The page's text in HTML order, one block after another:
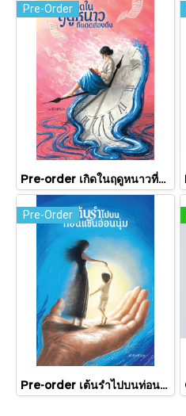
Pre-Order
Pre-order เกิดในฤดูหนาวที่แดดส่องถึง / นทธี ศศิวิมล / Pandora Press
Pre-Order
Pre-order เต้นรำไปบนท่อนแขนอ่อนนุ่ม / นทธี ศศิวิมล / Pandora Press